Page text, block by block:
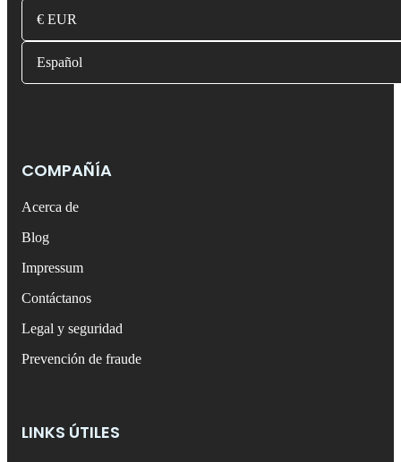
€ EUR
Español
COMPAÑÍA
Acerca de
Blog
Impressum
Contáctanos
Legal y seguridad
Prevención de fraude
LINKS ÚTILES